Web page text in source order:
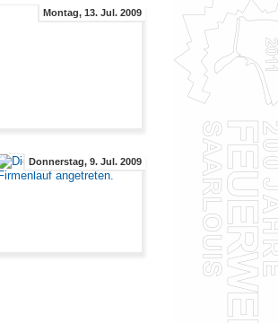
Montag, 13. Jul. 2009
Donnerstag, 9. Jul. 2009